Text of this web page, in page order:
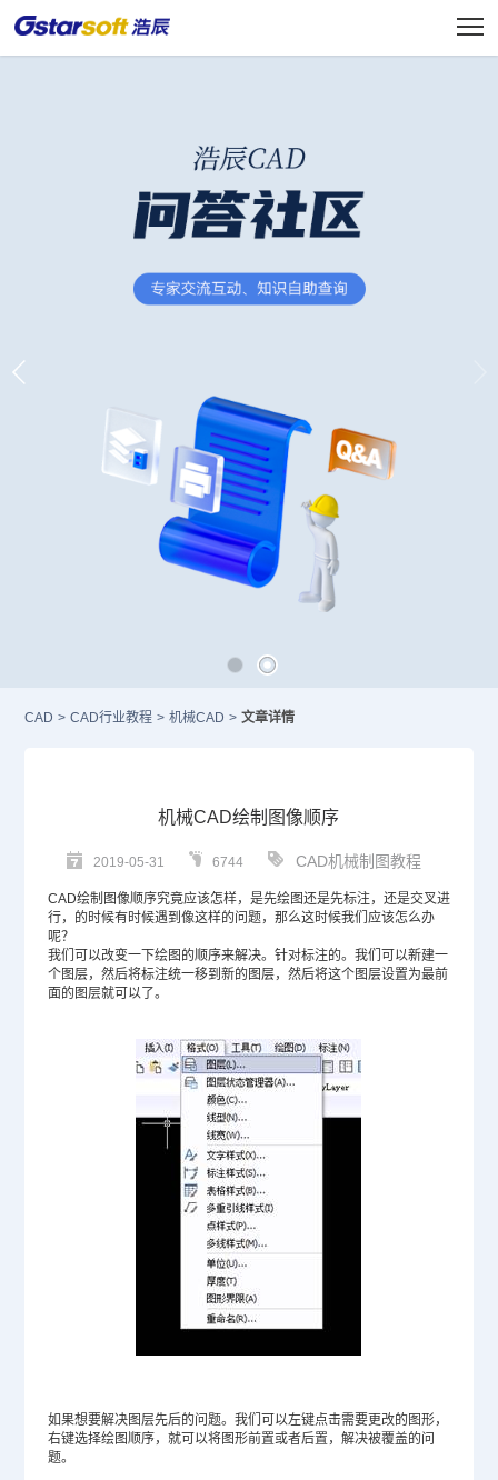
CAD > CAD行业教程 > 机械CAD > 文章详情
机械CAD绘制图像顺序
2019-05-31 6744 CAD机械制图教程
CAD绘制图像顺序究竟应该怎样，是先绘图还是先标注，还是交叉进
行，的时候有时候遇到像这样的问题，那么这时候我们应该怎么办
呢？
我们可以改变一下绘图的顺序来解决。针对标注的。我们可以新建一
个图层，然后将标注统一移到新的图层，然后将这个图层设置为最前
面的图层就可以了。
如果想要解决图层先后的问题。我们可以左键点击需要更改的图形，
右键选择绘图顺序，就可以将图形前置或者后置，解决被覆盖的问
题。